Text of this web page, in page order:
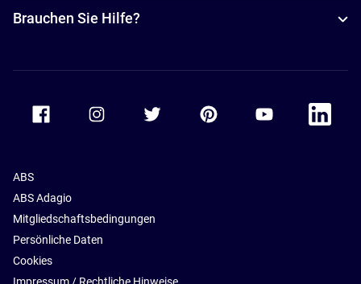
Brauchen Sie Hilfe?
Accor Facebook Accor TwitterAccor PinterestAccor Youtube
Accor
ABS
ABS Adagio
Mitgliedschaftsbedingungen
Persönliche Daten
Cookies